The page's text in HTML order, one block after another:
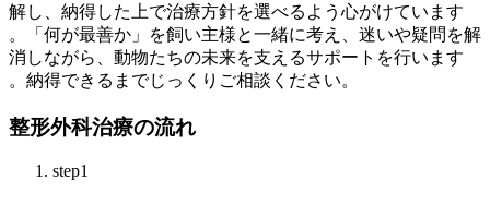
解し、納得した上で治療方針を選べるよう心がけています
。「何が最善か」を飼い主様と一緒に考え、迷いや疑問を解
消しながら、動物たちの未来を支えるサポートを行います
。納得できるまでじっくりご相談ください。
整形外科治療の流れ
step1